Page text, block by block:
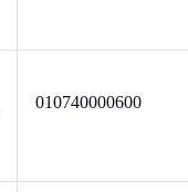
010740000600